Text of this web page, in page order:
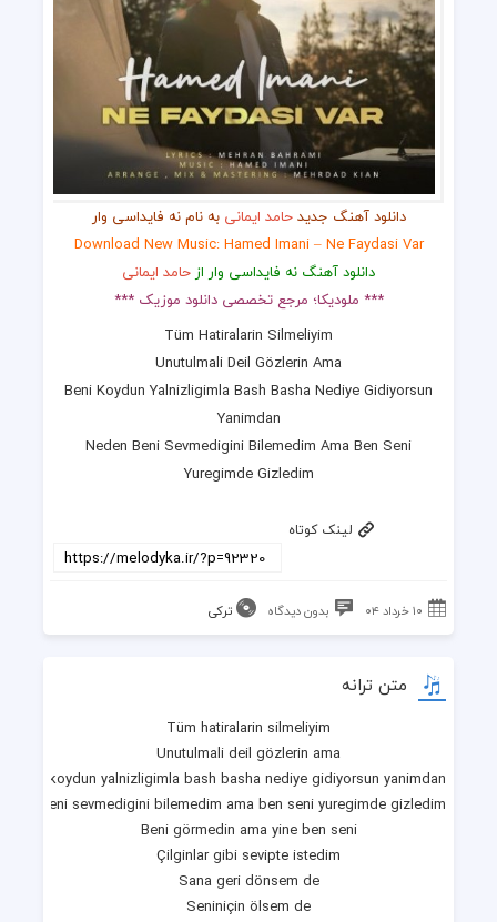
دانلود آهنگ جدیدحامد ایمانی به نام نه فایداسی وار
Download New Music: Hamed Imani – Ne Faydasi Var
دانلود آهنگ نه فایداسی وار از حامد ایمانی
*** ملودیکا؛ مرجع تخصصی دانلود موزیک ***
Tüm Hatiralarin Silmeliyim
Unutulmali Deil Gözlerin Ama
Beni Koydun Yalnizligimla Bash Basha Nediye Gidiyorsun
Yanimdan
Neden Beni Sevmedigini Bilemedim Ama Ben Seni
Yuregimde Gizledim
لینک کوتاه
۱۰ خرداد ۰۴ بدون دیدگاه ترکی
متن ترانه